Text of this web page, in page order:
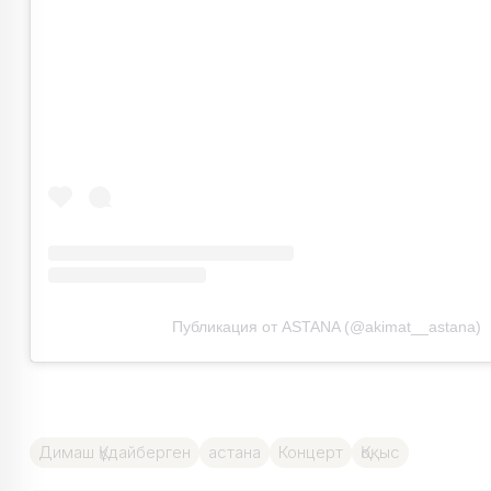
Публикация от ASTANA (@akimat__astana)
Димаш Құдайберген астана Концерт Қоқыс